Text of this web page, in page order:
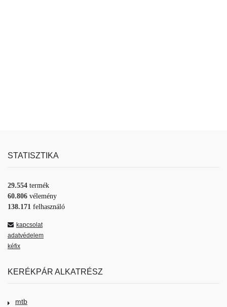
STATISZTIKA
29.554 termék
60.806 vélemény
138.171 felhasználó
kapcsolat
adatvédelem
kéfix
KERÉKPÁR ALKATRÉSZ
mtb